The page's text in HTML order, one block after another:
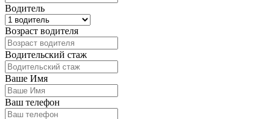
Водитель
Возраст водителя
Водительский стаж
Ваше Имя
Ваш телефон